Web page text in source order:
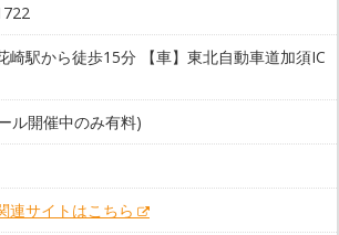
崎駅から徒歩15分 【車】東北自動車道加須IC
ル開催中のみ有料)
連サイトはこちら